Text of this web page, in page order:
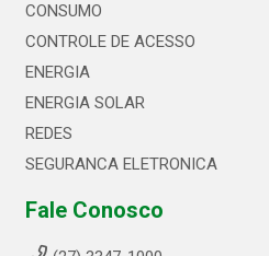
CONSUMO
CONTROLE DE ACESSO
ENERGIA
ENERGIA SOLAR
REDES
SEGURANCA ELETRONICA
Fale Conosco